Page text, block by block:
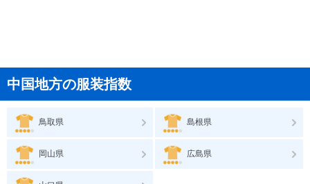
中国地方の服装指数
鳥取県 島根県
岡山県 広島県